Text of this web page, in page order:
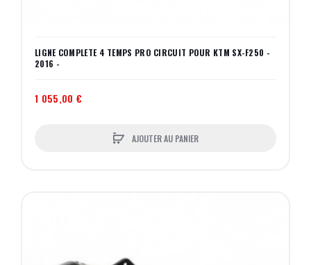
LIGNE COMPLETE 4 TEMPS PRO CIRCUIT POUR KTM SX-F250 -
2016 -
1 055,00 €
AJOUTER AU PANIER